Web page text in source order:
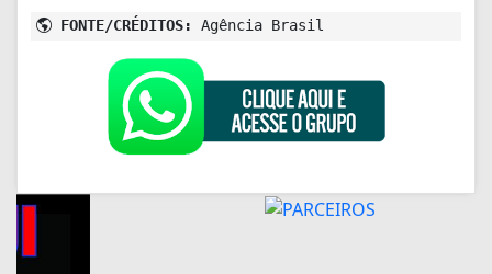
FONTE/CRÉDITOS: Agência Brasil